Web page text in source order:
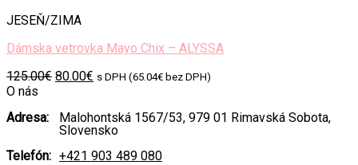
JESEŇ/ZIMA
Dámska vetrovka Mayo Chix – ALYSSA
125.00€ Original
125.00€.
80.00€ Current
80.00€.
s DPH (65.04€ bez DPH)
O nás
Adresa:
Malohontská 1567/53, 979 01 Rimavská Sobota,
Slovensko
Telefón: +421 903 489 080